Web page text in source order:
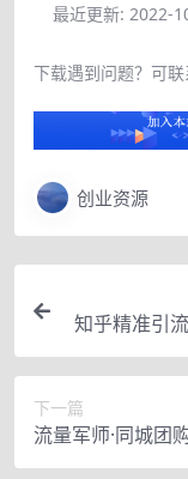
最近更新: 2022-
下载遇到问题？可
创业资源
知乎精准引
下一篇
流量军师·同城团
同城战略，同城